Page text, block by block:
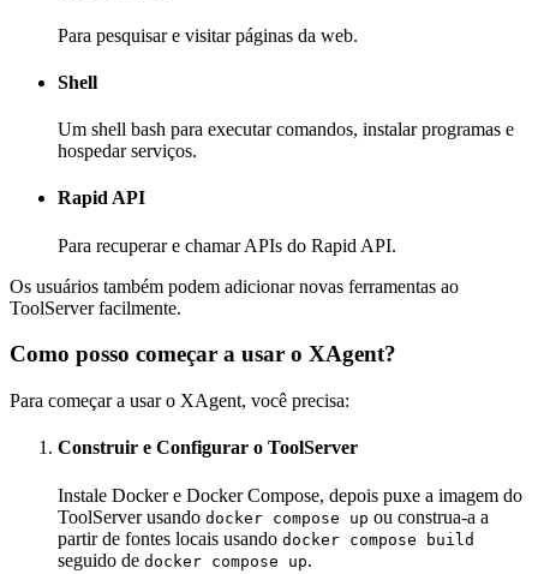
Para pesquisar e visitar páginas da web.
Shell
Um shell bash para executar comandos, instalar programas e
hospedar serviços.
Rapid API
Para recuperar e chamar APIs do Rapid API.
Os usuários também podem adicionar novas ferramentas ao
ToolServer facilmente.
Como posso começar a usar o XAgent?
Para começar a usar o XAgent, você precisa:
Construir e Configurar o ToolServer
Instale Docker e Docker Compose, depois puxe a imagem do
ToolServer usando docker compose up ou construa-a a
partir de fontes locais usando docker compose build
seguido de docker compose up.